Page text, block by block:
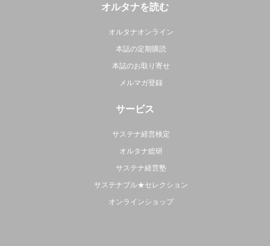
オルタナを読む
オルタナオンライン
本誌の定期購読
本誌のお取り寄せ
メルマガ登録
サービス
サステナ経営検定
オルタナ総研
サステナ経営塾
サステナブル★セレクション
オンラインショップ